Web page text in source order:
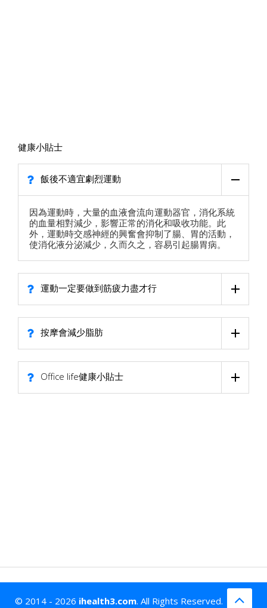
健康小貼士
飯後不適宜劇烈運動
因為運動時，大量的血液會流向運動器官，消化系統
的血量相對減少，影響正常的消化和吸收功能。此
外，運動時交感神經的興奮會抑制了腸、胃的活動，
使消化液分泌減少，久而久之，容易引起腸胃病。
運動一定要做到筋疲力盡才行
按摩會減少脂肪
Office life健康小貼士
© 2014 - 2026 ihealth3.com. All Rights Reserved.